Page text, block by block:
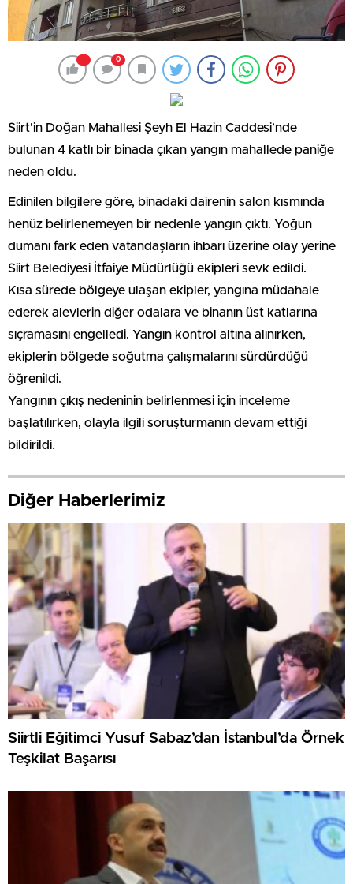
0
Siirt’in Doğan Mahallesi Şeyh El Hazin Caddesi’nde
bulunan 4 katlı bir binada çıkan yangın mahallede paniğe
neden oldu.
Edinilen bilgilere göre, binadaki dairenin salon kısmında
henüz belirlenemeyen bir nedenle yangın çıktı. Yoğun
dumanı fark eden vatandaşların ihbarı üzerine olay yerine
Siirt Belediyesi İtfaiye Müdürlüğü ekipleri sevk edildi.
Kısa sürede bölgeye ulaşan ekipler, yangına müdahale
ederek alevlerin diğer odalara ve binanın üst katlarına
sıçramasını engelledi. Yangın kontrol altına alınırken,
ekiplerin bölgede soğutma çalışmalarını sürdürdüğü
öğrenildi.
Yangının çıkış nedeninin belirlenmesi için inceleme
başlatılırken, olayla ilgili soruşturmanın devam ettiği
bildirildi.
Diğer Haberlerimiz
Siirtli Eğitimci Yusuf Sabaz’dan İstanbul’da Örnek
Teşkilat Başarısı